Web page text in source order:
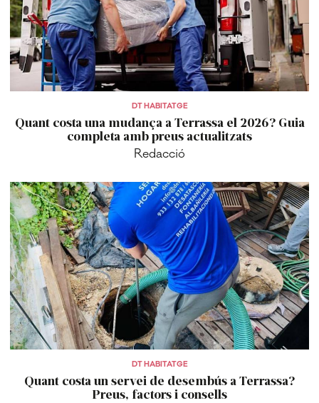
DT HABITATGE
Quant costa una mudança a Terrassa el 2026? Guia
completa amb preus actualitzats
Redacció
DT HABITATGE
Quant costa un servei de desembús a Terrassa?
Preus, factors i consells